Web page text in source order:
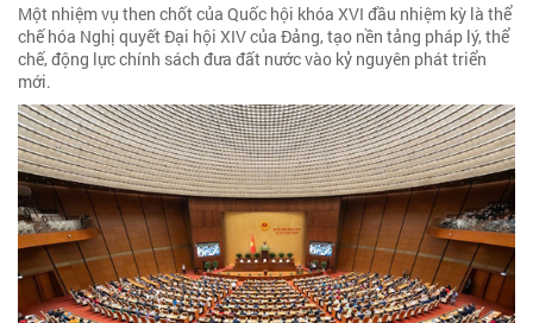
Một nhiệm vụ then chốt của Quốc hội khóa XVI đầu nhiệm kỳ là thể
chế hóa Nghị quyết Đại hội XIV của Đảng, tạo nền tảng pháp lý, thể
chế, động lực chính sách đưa đất nước vào kỷ nguyên phát triển
mới.